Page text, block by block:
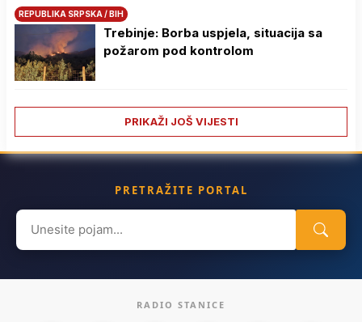
REPUBLIKA SRPSKA / BIH
Trebinje: Borba uspjela, situacija sa
požarom pod kontrolom
PRIKAŽI JOŠ VIJESTI
PRETRAŽITE PORTAL
Search
for:
RADIO STANICE